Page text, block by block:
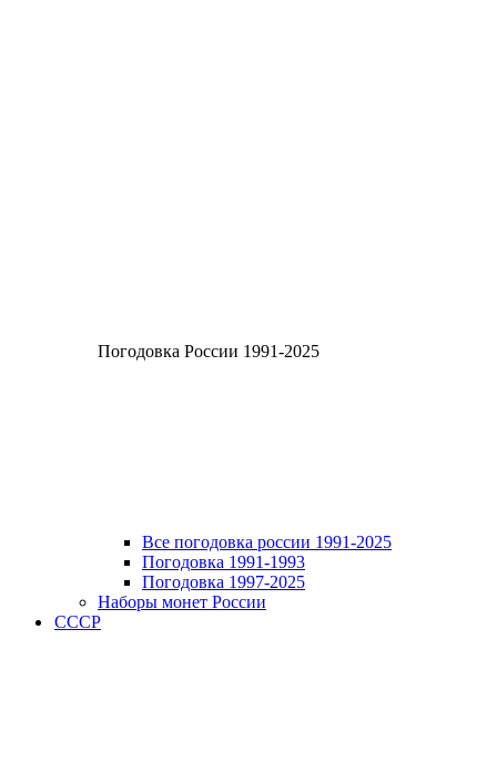
Погодовка России 1991-2025
Все погодовка россии 1991-2025
Погодовка 1991-1993
Погодовка 1997-2025
Наборы монет России
СССР